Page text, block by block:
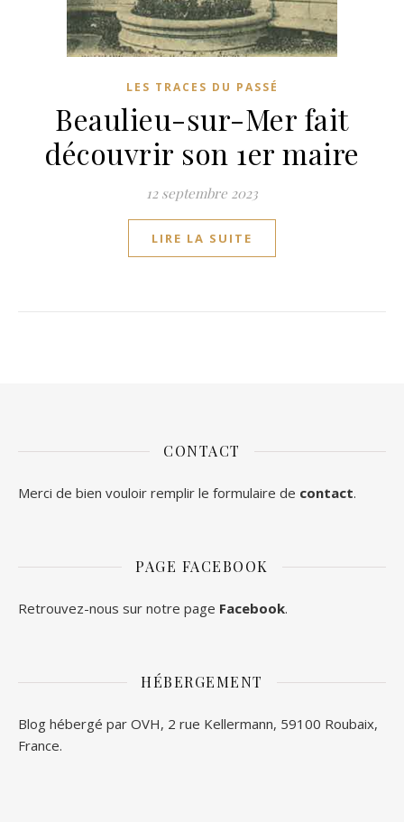
LES TRACES DU PASSÉ
Beaulieu-sur-Mer fait
découvrir son 1er maire
12 septembre 2023
LIRE LA SUITE
CONTACT
Merci de bien vouloir remplir le formulaire de contact.
PAGE FACEBOOK
Retrouvez-nous sur notre page Facebook.
HÉBERGEMENT
Blog hébergé par OVH, 2 rue Kellermann, 59100 Roubaix,
France.